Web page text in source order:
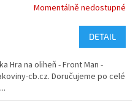
Momentálně nedostupné
DETAIL
Hra na oliheň - Front Man -
cb.cz. Doručujeme po celé